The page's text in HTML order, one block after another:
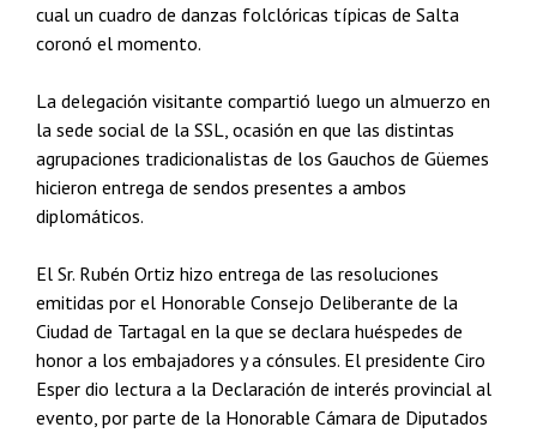
cual un cuadro de danzas folclóricas típicas de Salta
coronó el momento.
La delegación visitante compartió luego un almuerzo en
la sede social de la SSL, ocasión en que las distintas
agrupaciones tradicionalistas de los Gauchos de Güemes
hicieron entrega de sendos presentes a ambos
diplomáticos.
El Sr. Rubén Ortiz hizo entrega de las resoluciones
emitidas por el Honorable Consejo Deliberante de la
Ciudad de Tartagal en la que se declara huéspedes de
honor a los embajadores y a cónsules. El presidente Ciro
Esper dio lectura a la Declaración de interés provincial al
evento, por parte de la Honorable Cámara de Diputados